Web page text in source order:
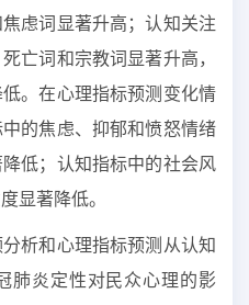
虑词显著升高；认知关注
亡词和宗教词显著升高，
。在心理指标预测变化情
的焦虑、抑郁和愤怒情绪
低；认知指标中的社会风
显著降低。
析和心理指标预测从认知
肺炎定性对民众心理的影